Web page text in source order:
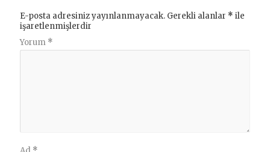
E-posta adresiniz yayınlanmayacak. Gerekli alanlar * ile
işaretlenmişlerdir
Yorum *